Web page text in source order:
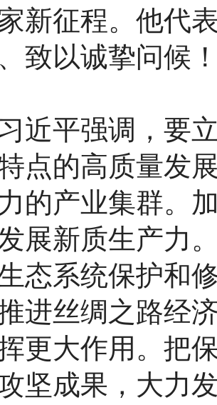
新征程。他代
致以诚挚问候
平强调，要立
点的高质量发
的产业集群。
展新质生产力
态系统保护和
进丝绸之路经
更大作用。把
坚成果，大力